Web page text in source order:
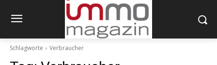
Schlagworte Verbraucher